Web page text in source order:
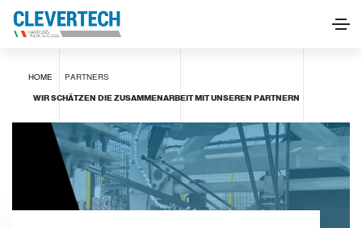
HOME PARTNERS
WIR SCHÄTZEN DIE ZUSAMMENARBEIT MIT UNSEREN PARTNERN